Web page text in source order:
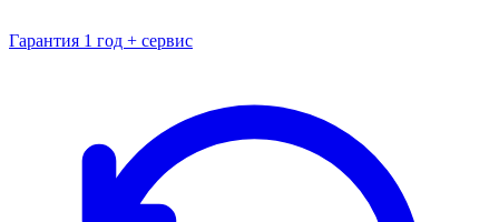
Гарантия 1 год + сервис